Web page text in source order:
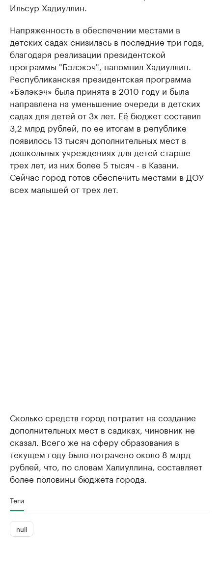
Ильсур Хадиуллин.
Напряженность в обеспечении местами в
детских садах снизилась в последние три года,
благодаря реализации президентской
программы "Бэлэкэч", напомнил Хадиуллин.
Республиканская президентская программа
«Бэлэкэч» была принята в 2010 году и была
направлена на уменьшение очереди в детских
садах для детей от 3х лет. Её бюджет составил
3,2 млрд рублей, по ее итогам в републике
появилось 13 тысяч дополнительных мест в
дошкольных учреждениях для детей старше
трех лет, из них более 5 тысяч - в Казани.
Сейчас город готов обеспечить местами в ДОУ
всех малышей от трех лет.
Сколько средств город потратит на создание
дополнительных мест в садиках, чиновник не
сказал. Всего же на сферу образования в
текущем году было потрачено около 8 млрд
рублей, что, по словам Халиуллина, составляет
более половины бюджета города.
Теги
null